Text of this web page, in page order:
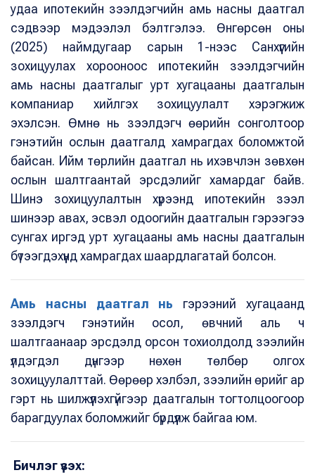
удаа ипотекийн зээлдэгчийн амь насны даатгал
сэдвээр мэдээлэл бэлтгэлээ. Өнгөрсөн оны
(2025) наймдугаар сарын 1-нээс Санхүүгийн
зохицуулах хорооноос ипотекийн зээлдэгчийн
амь насны даатгалыг урт хугацааны даатгалын
компаниар хийлгэх зохицуулалт хэрэгжиж
эхэлсэн. Өмнө нь зээлдэгч өөрийн сонголтоор
гэнэтийн ослын даатгалд хамрагдах боломжтой
байсан. Ийм төрлийн даатгал нь ихэвчлэн зөвхөн
ослын шалтгаантай эрсдэлийг хамардаг байв.
Шинэ зохицуулалтын хүрээнд ипотекийн зээл
шинээр авах, эсвэл одоогийн даатгалын гэрээгээ
сунгах иргэд урт хугацааны амь насны даатгалын
бүтээгдэхүүнд хамрагдах шаардлагатай болсон.
Амь насны даатгал нь гэрээний хугацаанд
зээлдэгч гэнэтийн осол, өвчний аль ч
шалтгаанаар эрсдэлд орсон тохиолдолд зээлийн
үлдэгдэл дүнгээр нөхөн төлбөр олгох
зохицуулалттай. Өөрөөр хэлбэл, зээлийн өрийг ар
гэрт нь шилжүүлэхгүйгээр даатгалын тогтолцоогоор
барагдуулах боломжийг бүрдүүлж байгаа юм.
Бичлэг үзэх: